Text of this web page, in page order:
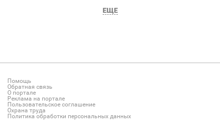
ЕЩЕ
Помощь
Обратная связь
О портале
Реклама на портале
Пользовательское соглашение
Охрана труда
Политика обработки персональных данных